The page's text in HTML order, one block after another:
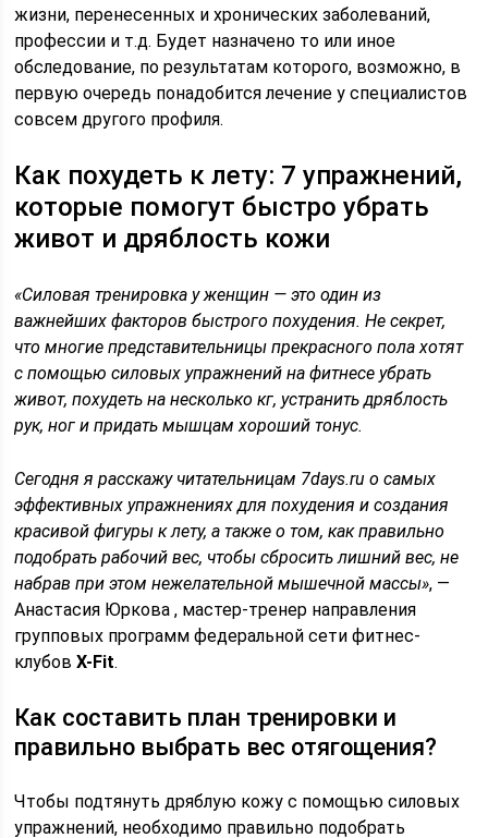
жизни, перенесенных и хронических заболеваний,
профессии и т.д. Будет назначено то или иное
обследование, по результатам которого, возможно, в
первую очередь понадобится лечение у специалистов
совсем другого профиля.
Как похудеть к лету: 7 упражнений,
которые помогут быстро убрать
живот и дряблость кожи
«Силовая тренировка у женщин — это один из
важнейших факторов быстрого похудения. Не секрет,
что многие представительницы прекрасного пола хотят
с помощью силовых упражнений на фитнесе убрать
живот, похудеть на несколько кг, устранить дряблость
рук, ног и придать мышцам хороший тонус.
Сегодня я расскажу читательницам 7days.ru о самых
эффективных упражнениях для похудения и создания
красивой фигуры к лету, а также о том, как правильно
подобрать рабочий вес, чтобы сбросить лишний вес, не
набрав при этом нежелательной мышечной массы», —
Анастасия Юркова , мастер-тренер направления
групповых программ федеральной сети фитнес-
клубовX-Fit.
Как составить план тренировки и
правильно выбрать вес отягощения?
Чтобы подтянуть дряблую кожу с помощью силовых
упражнений, необходимо правильно подобрать